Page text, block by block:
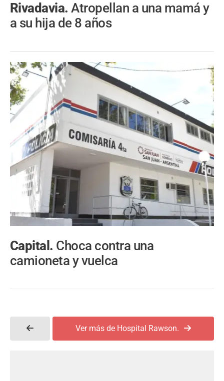
Rivadavia.Atropellan a una mamá y
a su hija de 8 años
Capital. Choca contra una
camioneta y vuelca
Ver más de Hospital Rawson.